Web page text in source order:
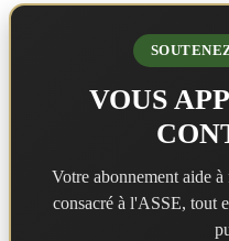
un
Les
VOUS
Votre abonnement aide
consacré à l'ASSE, tout